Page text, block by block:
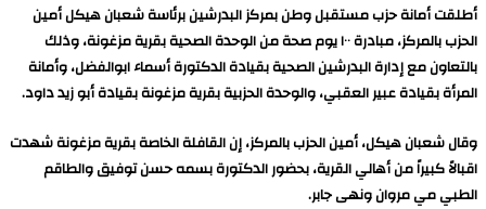
أطلقت أمانة حزب مستقبل وطن بمركز البدرشين برئاسة شعبان هيكل أمين
الحزب بالمركز، مبادرة ١٠٠ يوم صحة من الوحدة الصحية بقرية مزغونة، وذلك
بالتعاون مع إدارة البدرشين الصحية بقيادة الدكتورة أسماء ابوالفضل، وأمانة
المرأة بقيادة عبير العقبي، والوحدة الحزبية بقرية مزغونة بقيادة أبو زيد داود.
وقال شعبان هيكل، أمين الحزب بالمركز، إن القافلة الخاصة بقرية مزغونة شهدت
اقبالاً كبيراً من أهالي القرية، بحضور الدكتورة بسمه حسن توفيق والطاقم
الطبي مي مروان ونهى جابر.